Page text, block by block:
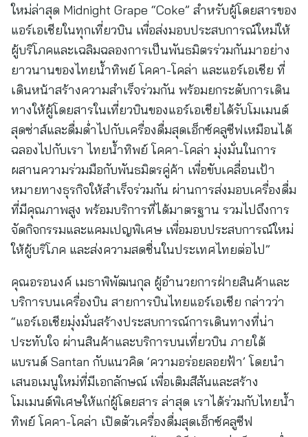
ใหม่ล่าสุด Midnight Grape “Coke” สำหรับผู้โดยสารของ
แอร์เอเชียในทุกเที่ยวบิน เพื่อส่งมอบประสบการณ์ใหม่ให้
ผู้บริโภคและเฉลิมฉลองการเป็นพันธมิตรร่วมกันมาอย่าง
ยาวนานของไทยน้ำทิพย์ โคคา-โคล่า และแอร์เอเชีย ที่
เดินหน้าสร้างความสำเร็จร่วมกัน พร้อมยกระดับการเดิน
ทางให้ผู้โดยสารในเที่ยวบินของแอร์เอเชียได้รับโมเมนต์
สุดซ่าส์และดื่มด่ำไปกับเครื่องดื่มสุดเอ็กซ์คลูซีฟเหมือนได้
ฉลองไปกับเรา ไทยน้ำทิพย์ โคคา-โคล่า มุ่งมั่นในการ
ผสานความร่วมมือกับพันธมิตรคู่ค้า เพื่อขับเคลื่อนเป้า
หมายทางธุรกิจให้สำเร็จร่วมกัน ผ่านการส่งมอบเครื่องดื่ม
ที่มีคุณภาพสูง พร้อมบริการที่ได้มาตรฐาน รวมไปถึงการ
จัดกิจกรรมและแคมเปญพิเศษ เพื่อมอบประสบการณ์ใหม่
ให้ผู้บริโภค และส่งความสดชื่นในประเทศไทยต่อไป”
คุณอรอนงค์ เมธาพิพัฒนกุล ผู้อำนวยการฝ่ายสินค้าและ
บริการบนเครื่องบิน สายการบินไทยแอร์เอเชีย กล่าวว่า
“แอร์เอเชียมุ่งมั่นสร้างประสบการณ์การเดินทางที่น่า
ประทับใจ ผ่านสินค้าและบริการบนเที่ยวบิน ภายใต้
แบรนด์ Santan กับแนวคิด ‘ความอร่อยลอยฟ้า’ โดยนำ
เสนอเมนูใหม่ที่มีเอกลักษณ์ เพื่อเติมสีสันและสร้าง
โมเมนต์พิเศษให้แก่ผู้โดยสาร ล่าสุด เราได้ร่วมกับไทยน้ำ
ทิพย์ โคคา-โคล่า เปิดตัวเครื่องดื่มสุดเอ็กซ์คลูซีฟ